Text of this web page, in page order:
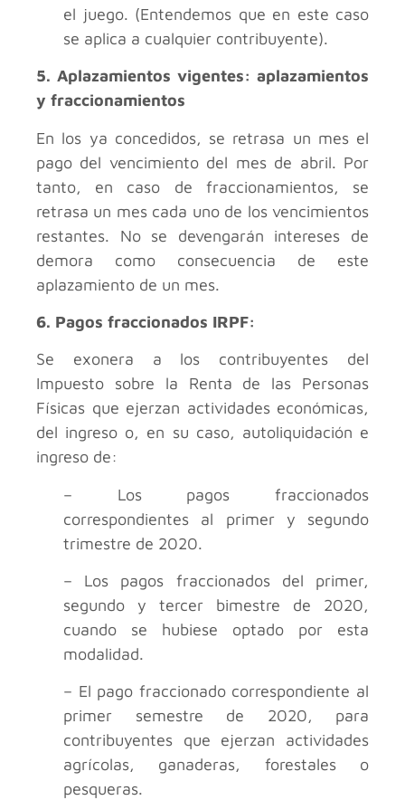
el juego. (Entendemos que en este caso
se aplica a cualquier contribuyente).
5. Aplazamientos vigentes: aplazamientos
y fraccionamientos
En los ya concedidos, se retrasa un mes el
pago del vencimiento del mes de abril. Por
tanto, en caso de fraccionamientos, se
retrasa un mes cada uno de los vencimientos
restantes. No se devengarán intereses de
demora como consecuencia de este
aplazamiento de un mes.
6. Pagos fraccionados IRPF:
Se exonera a los contribuyentes del
Impuesto sobre la Renta de las Personas
Físicas que ejerzan actividades económicas,
del ingreso o, en su caso, autoliquidación e
ingreso de:
– Los pagos fraccionados
correspondientes al primer y segundo
trimestre de 2020.
– Los pagos fraccionados del primer,
segundo y tercer bimestre de 2020,
cuando se hubiese optado por esta
modalidad.
– El pago fraccionado correspondiente al
primer semestre de 2020, para
contribuyentes que ejerzan actividades
agrícolas, ganaderas, forestales o
pesqueras.